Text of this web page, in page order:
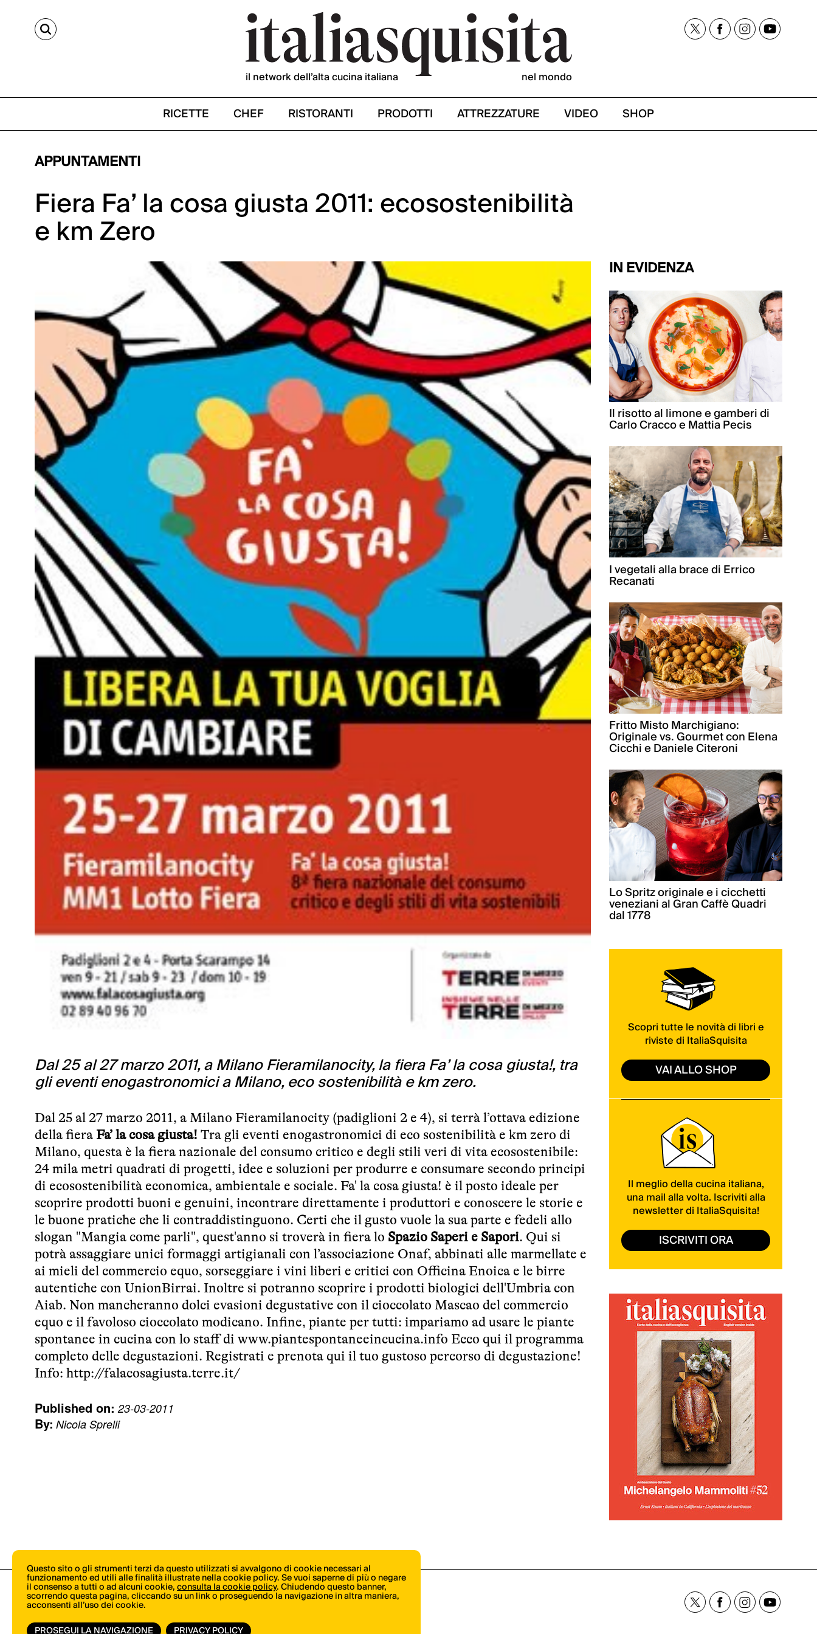
CERCA
il network dell’alta cucina italiana nel mondo
RICETTE CHEF RISTORANTI PRODOTTI ATTREZZATURE VIDEO SHOP
APPUNTAMENTI
Fiera Fa’ la cosa giusta 2011: ecosostenibilità
e km Zero
Dal 25 al 27 marzo 2011, a Milano Fieramilanocity, la fiera Fa’ la cosa giusta!, tra
gli eventi enogastronomici a Milano, eco sostenibilità e km zero.
Dal 25 al 27 marzo 2011, a Milano Fieramilanocity (padiglioni 2 e 4), si terrà l’ottava edizione
della fiera Fa’ la cosa giusta! Tra gli eventi enogastronomici di eco sostenibilità e km zero di
Milano, questa è la fiera nazionale del consumo critico e degli stili veri di vita ecosostenibile:
24 mila metri quadrati di progetti, idee e soluzioni per produrre e consumare secondo principi
di ecosostenibilità economica, ambientale e sociale. Fa' la cosa giusta! è il posto ideale per
scoprire prodotti buoni e genuini, incontrare direttamente i produttori e conoscere le storie e
le buone pratiche che li contraddistinguono. Certi che il gusto vuole la sua parte e fedeli allo
slogan "Mangia come parli", quest'anno si troverà in fiera lo Spazio Saperi e Sapori. Qui si
potrà assaggiare unici formaggi artigianali con l’associazione Onaf, abbinati alle marmellate e
ai mieli del commercio equo, sorseggiare i vini liberi e critici con Officina Enoica e le birre
autentiche con UnionBirrai. Inoltre si potranno scoprire i prodotti biologici dell'Umbria con
Aiab. Non mancheranno dolci evasioni degustative con il cioccolato Mascao del commercio
equo e il favoloso cioccolato modicano. Infine, piante per tutti: impariamo ad usare le piante
spontanee in cucina con lo staff di www.piantespontaneeincucina.info Ecco qui il programma
completo delle degustazioni. Registrati e prenota qui il tuo gustoso percorso di degustazione!
Info: http://falacosagiusta.terre.it/
Published on: 23-03-2011
By: Nicola Sprelli
IN EVIDENZA
Il risotto al limone e gamberi di
Carlo Cracco e Mattia Pecis
I vegetali alla brace di Errico
Recanati
Fritto Misto Marchigiano:
Originale vs. Gourmet con Elena
Cicchi e Daniele Citeroni
Lo Spritz originale e i cicchetti
veneziani al Gran Caffè Quadri
dal 1778
Scopri tutte le novità di libri e
riviste di ItaliaSquisita
VAI ALLO SHOP
Il meglio della cucina italiana,
una mail alla volta. Iscriviti alla
newsletter di ItaliaSquisita!
ISCRIVITI ORA
Questo sito o gli strumenti terzi da questo utilizzati si avvalgono di cookie necessari al
funzionamento ed utili alle finalità illustrate nella cookie policy. Se vuoi saperne di più o negare
il consenso a tutti o ad alcuni cookie,consulta la cookie policy. Chiudendo questo banner,
scorrendo questa pagina, cliccando su un link o proseguendo la navigazione in altra maniera,
acconsenti all’uso dei cookie.
PROSEGUI LA NAVIGAZIONE
PRIVACY POLICY